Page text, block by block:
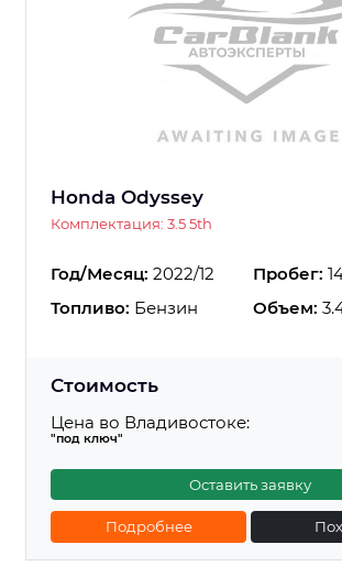
Honda Odyssey
Комплектация: 3.5 5th
Год/Месяц: 2022/12 Пробег:
Топливо: Бензин Объем:
Стоимость
Цена во Владивостоке:
"под ключ"
Оставить заявку
Подробнее